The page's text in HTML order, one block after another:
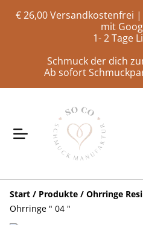
€ 26,00 Versandkostenfrei
mit
1- 2 Tage
Schmuck der dich
Ab sofort
Start / Produkte / Ohrringe
Ohrringe " 04 "